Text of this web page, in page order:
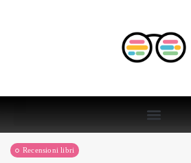
Recensioni libri